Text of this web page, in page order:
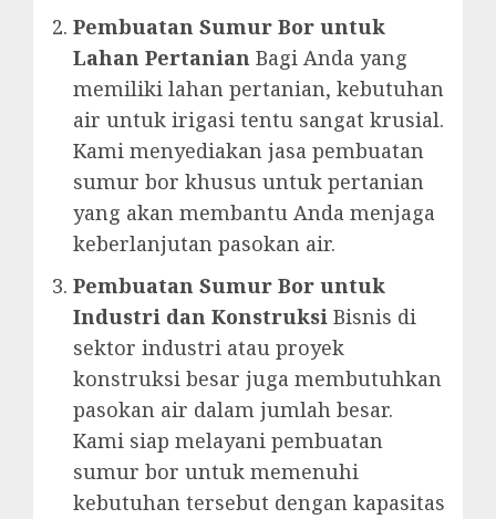
Pembuatan Sumur Bor untuk
Lahan Pertanian Bagi Anda yang
memiliki lahan pertanian, kebutuhan
air untuk irigasi tentu sangat krusial.
Kami menyediakan jasa pembuatan
sumur bor khusus untuk pertanian
yang akan membantu Anda menjaga
keberlanjutan pasokan air.
Pembuatan Sumur Bor untuk
Industri dan Konstruksi Bisnis di
sektor industri atau proyek
konstruksi besar juga membutuhkan
pasokan air dalam jumlah besar.
Kami siap melayani pembuatan
sumur bor untuk memenuhi
kebutuhan tersebut dengan kapasitas